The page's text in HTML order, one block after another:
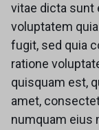
vitae dicta sunt
voluptatem
fugit, sed quia
ratione
quisquam est,
amet,
numquam eius